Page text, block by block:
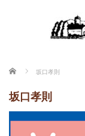
ホーム 坂口孝則
坂口孝則